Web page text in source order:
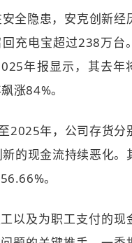
全隐患，安克创新经
充电宝超过238万台
年报显示，其去年
涨84%。
2025年，公司存货分
的现金流持续恶化。
。
以及为职工支付的现